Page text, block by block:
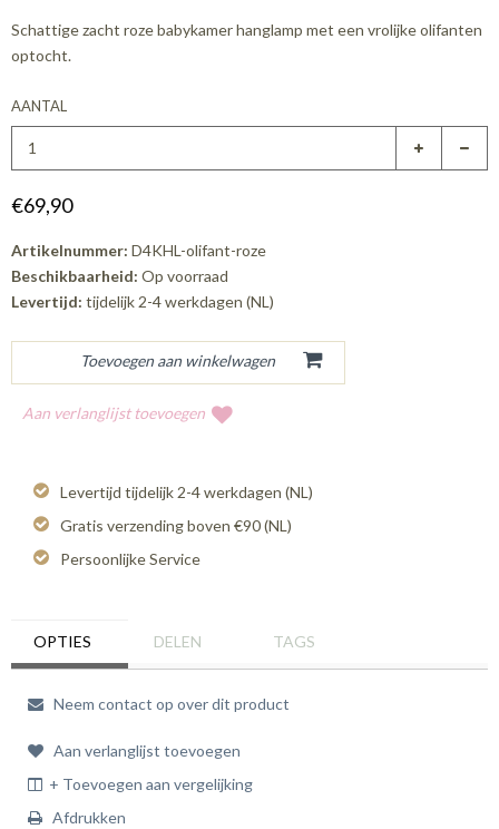
Schattige zacht roze babykamer hanglamp met een vrolijke olifanten
optocht.
AANTAL
€69,90
Artikelnummer: D4KHL-olifant-roze
Beschikbaarheid: Op voorraad
Levertijd: tijdelijk 2-4 werkdagen (NL)
Aan verlanglijst toevoegen
Levertijd tijdelijk 2-4 werkdagen (NL)
Gratis verzending boven €90 (NL)
Persoonlijke Service
OPTIES DELEN TAGS
Neem contact op over dit product
Aan verlanglijst toevoegen
+ Toevoegen aan vergelijking
Afdrukken